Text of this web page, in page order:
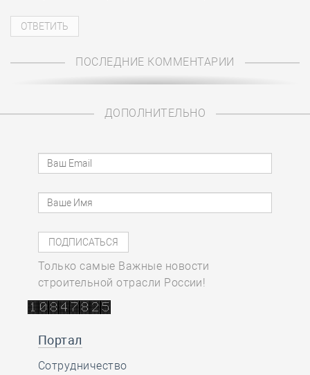
ПОСЛЕДНИЕ КОММЕНТАРИИ
ДОПОЛНИТЕЛЬНО
Только самые Важные новости
строительной отрасли России!
Портал
Сотрудничество